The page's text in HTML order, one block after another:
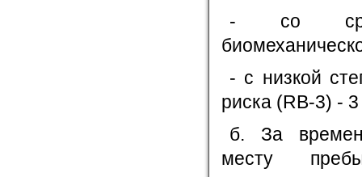
- со
- с низкой
риска (RB-3) -
б. За
месту